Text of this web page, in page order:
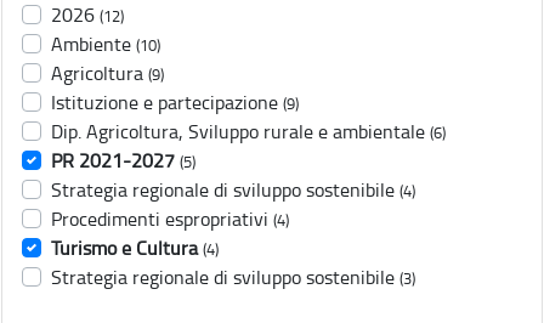
2026 (12)
Ambiente (10)
Agricoltura (9)
Istituzione e partecipazione (9)
Dip. Agricoltura, Sviluppo rurale e ambientale (6)
PR 2021-2027 (5)
Strategia regionale di sviluppo sostenibile (4)
Procedimenti espropriativi (4)
Turismo e Cultura (4)
Strategia regionale di sviluppo sostenibile (3)